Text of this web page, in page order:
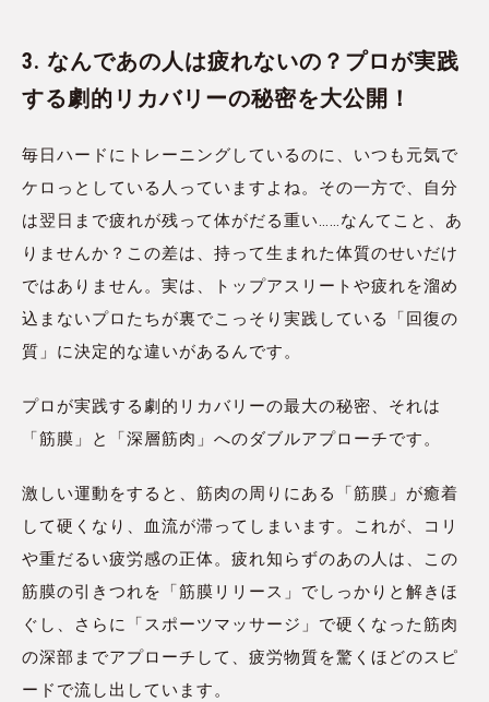
3. なんであの人は疲れないの？プロが実践
する劇的リカバリーの秘密を大公開！
毎日ハードにトレーニングしているのに、いつも元気で
ケロっとしている人っていますよね。その一方で、自分
は翌日まで疲れが残って体がだる重い……なんてこと、あ
りませんか？この差は、持って生まれた体質のせいだけ
ではありません。実は、トップアスリートや疲れを溜め
込まないプロたちが裏でこっそり実践している「回復の
質」に決定的な違いがあるんです。
プロが実践する劇的リカバリーの最大の秘密、それは
「筋膜」と「深層筋肉」へのダブルアプローチです。
激しい運動をすると、筋肉の周りにある「筋膜」が癒着
して硬くなり、血流が滞ってしまいます。これが、コリ
や重だるい疲労感の正体。疲れ知らずのあの人は、この
筋膜の引きつれを「筋膜リリース」でしっかりと解きほ
ぐし、さらに「スポーツマッサージ」で硬くなった筋肉
の深部までアプローチして、疲労物質を驚くほどのスピ
ードで流し出しています。